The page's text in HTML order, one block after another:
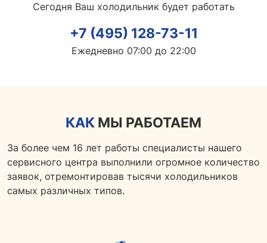
Сегодня Ваш холодильник будет работать
+7 (495) 128-73-11
Ежедневно 07:00 до 22:00
КАК МЫ РАБОТАЕМ
За более чем 16 лет работы специалисты нашего
сервисного центра выполнили огромное количество
заявок, отремонтировав тысячи холодильников
самых различных типов.